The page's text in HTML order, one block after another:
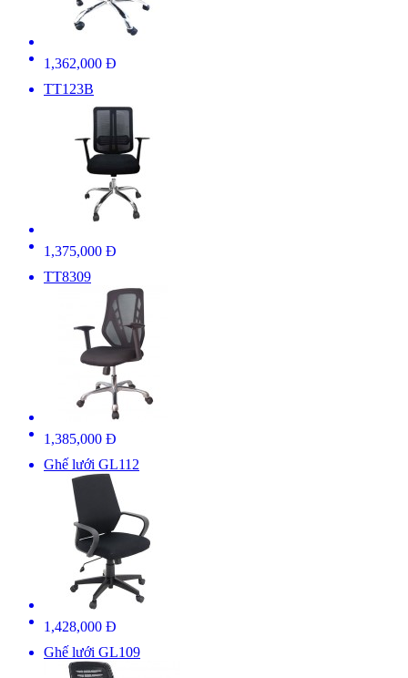
1,362,000 Đ
TT123B
1,375,000 Đ
TT8309
1,385,000 Đ
Ghế lưới GL112
1,428,000 Đ
Ghế lưới GL109